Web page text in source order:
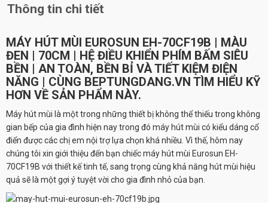
Thông tin chi tiết
MÁY HÚT MÙI EUROSUN EH-70CF19B | MÀU
ĐEN | 70CM | HỆ ĐIỀU KHIỂN PHÍM BẤM SIÊU
BỀN | AN TOÀN, BỀN BỈ VÀ TIẾT KIỆM ĐIỆN
NĂNG | CÙNG BEPTUNGDANG.VN TÌM HIỂU KỸ
HƠN VỀ SẢN PHẨM NÀY.
Máy hút mùi là một trong những thiết bị không thể thiếu trong không
gian bếp của gia đình hiện nay trong đó máy hút mùi có kiểu dáng cổ
điển được các chị em nội trợ lựa chọn khá nhiều. Vì thế, hôm nay
chúng tôi xin giới thiệu đến bạn chiếc máy hút mùi Eurosun EH-
70CF19B với thiết kế tinh tế, sang trọng cùng khả năng hút mùi hiệu
quả sẽ là một gợi ý tuyệt vời cho gia đình nhỏ của bạn.